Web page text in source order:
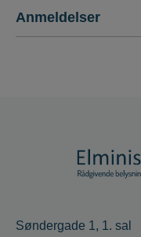
Anmeldelser
Søndergade 1, 1. sal